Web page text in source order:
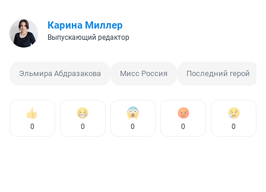
Карина Миллер
Выпускающий редактор
Эльмира Абдразакова Мисс Россия Последний герой
0 0 0 0 0